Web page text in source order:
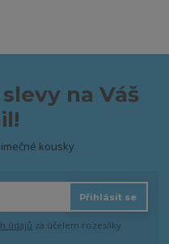
na Váš
kousky
Přihlásit se
údajů za účelem rozesílky